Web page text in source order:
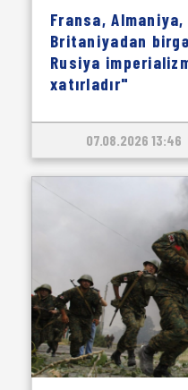
Fransa,
Britaniyadan
Rusiya
xatırladır"
07.08.2026 13:46